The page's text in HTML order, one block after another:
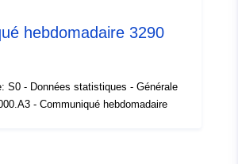
public
- 31 December 2010
hebdomadaire 3290
S0 - Données statistiques - Générale
- Communiqué hebdomadaire